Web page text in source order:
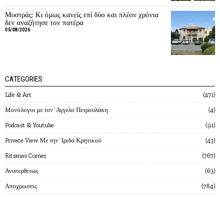
Μυστράς: Κι όμως κανείς επί δύο και πλέον χρόνια
δεν αναζήτησε τον πατέρα
05/08/2026
CATEGORIES
Life & Art 471
Mονόλογοι με τον`Αγγελο Πετρουλάκη 4
Podcast & Youtube 91
Private View Με την`Ιριδα Κρητικού 43
Ritsmas Corner 767
Ανυπερθετως 63
Αποχρωσεις 784